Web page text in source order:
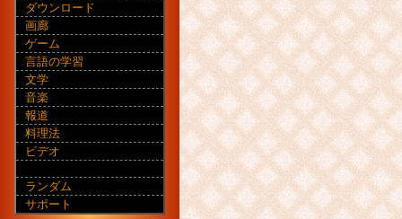
ダウンロード
画廊
ゲーム
言語の学習
文学
音楽
報道
料理法
ビデオ
ランダム
サポート